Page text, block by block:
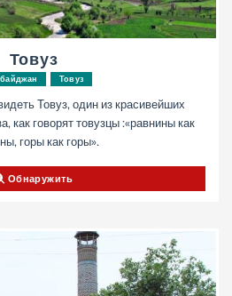
Товуз
Товуз
Товуз, один из красивейших
как говорят товузцы :«равнины как
горы как горы».
Обнаружить